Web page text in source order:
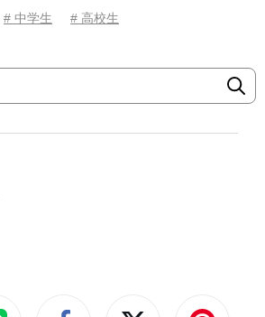
# 中学生 # 高校生